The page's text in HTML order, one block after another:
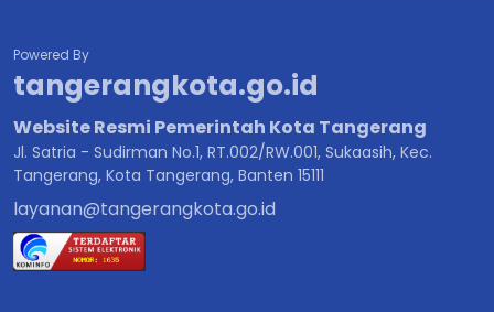
Powered By
tangerangkota.go.id
Website Resmi Pemerintah Kota Tangerang
Jl. Satria - Sudirman No.1, RT.002/RW.001, Sukaasih, Kec.
Tangerang, Kota Tangerang, Banten 15111
layanan@tangerangkota.go.id